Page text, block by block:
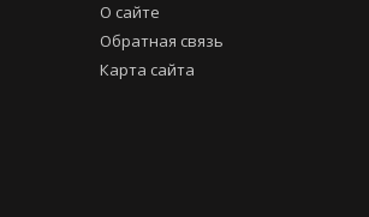
О сайте
Обратная связь
Карта сайта